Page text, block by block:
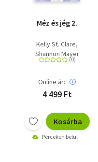
Méz és jég 2.
Kelly St. Clare
Shannon Mayer
Online ár:
4 499 Ft
Kosárba
Perceken belül